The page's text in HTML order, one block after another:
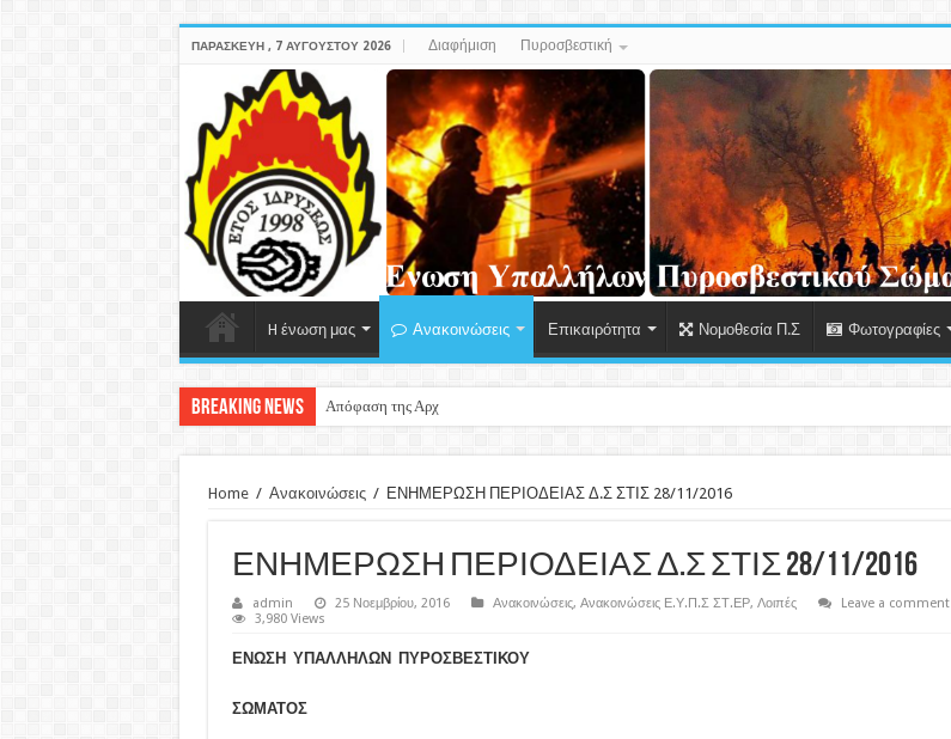
ΠΑΡΑΣΚΕΥΉ , 7 ΑΥΓΟΎΣΤΟΥ 2026 Διαφήμιση Πυροσβεστική
H ένωση μας Ανακοινώσεις Επικαιρότητα Νομοθεσία Π.Σ Φωτογραφίες
Breaking News Απόφαση της Αρχής Προστασίας Δεδομένων Προσωπικού Χαρ
Home / Ανακοινώσεις / ΕΝΗΜΕΡΩΣΗ ΠΕΡΙΟΔΕΙΑΣ Δ.Σ ΣΤΙΣ 28/11/2016
ΕΝΗΜΕΡΩΣΗ ΠΕΡΙΟΔΕΙΑΣ Δ.Σ ΣΤΙΣ 28/11/2016
admin 25 Νοεμβρίου, 2016 Ανακοινώσεις, Ανακοινώσεις Ε.Υ.Π.Σ ΣΤ.ΕΡ, Λοιπές
Leave a comment
3,980 Views
ΕΝΩΣΗ ΥΠΑΛΛΗΛΩΝ ΠΥΡΟΣΒΕΣΤΙΚΟΥ
ΣΩΜΑΤΟΣ